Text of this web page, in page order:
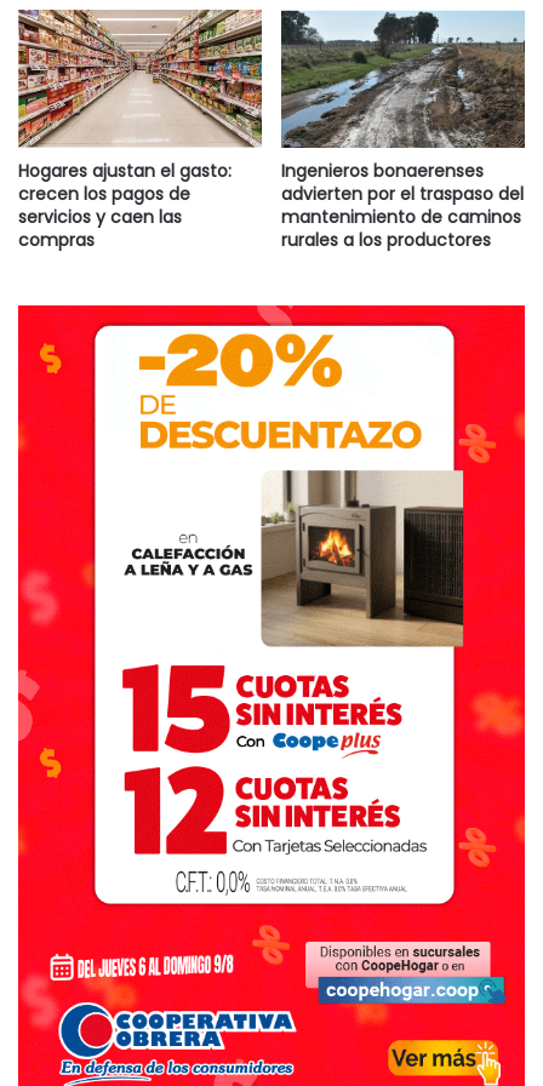
Hogares ajustan el gasto:
crecen los pagos de
servicios y caen las
compras
Ingenieros bonaerenses
advierten por el traspaso del
mantenimiento de caminos
rurales a los productores